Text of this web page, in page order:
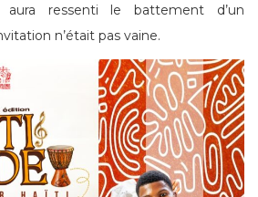
aura ressenti le battement d’un
n’était pas vaine.